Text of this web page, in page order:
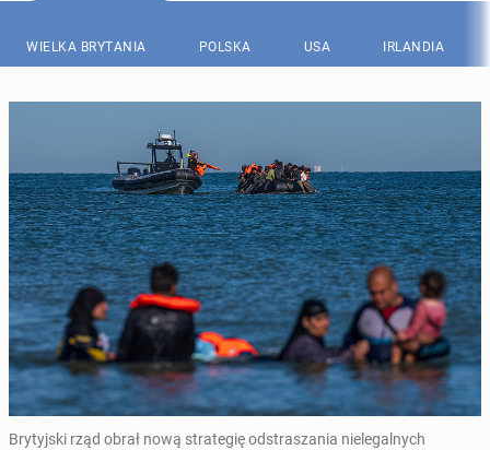
WIELKA BRYTANIA POLSKA USA IRLANDIA
Brytyjski rząd obrał nową strategię odstraszania nielegalnych